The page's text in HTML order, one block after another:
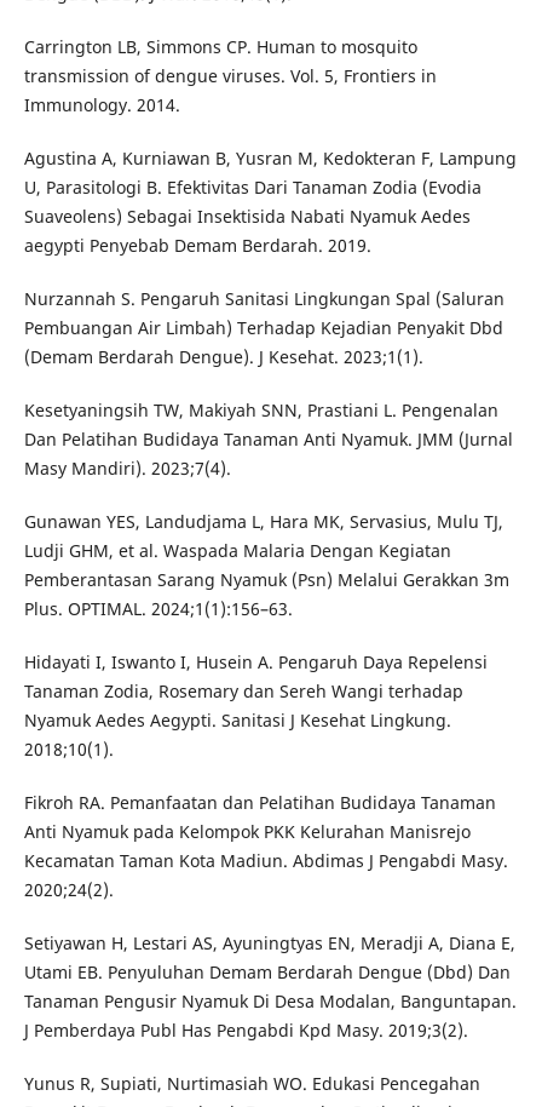
Carrington LB, Simmons CP. Human to mosquito
transmission of dengue viruses. Vol. 5, Frontiers in
Immunology. 2014.
Agustina A, Kurniawan B, Yusran M, Kedokteran F, Lampung
U, Parasitologi B. Efektivitas Dari Tanaman Zodia (Evodia
Suaveolens) Sebagai Insektisida Nabati Nyamuk Aedes
aegypti Penyebab Demam Berdarah. 2019.
Nurzannah S. Pengaruh Sanitasi Lingkungan Spal (Saluran
Pembuangan Air Limbah) Terhadap Kejadian Penyakit Dbd
(Demam Berdarah Dengue). J Kesehat. 2023;1(1).
Kesetyaningsih TW, Makiyah SNN, Prastiani L. Pengenalan
Dan Pelatihan Budidaya Tanaman Anti Nyamuk. JMM (Jurnal
Masy Mandiri). 2023;7(4).
Gunawan YES, Landudjama L, Hara MK, Servasius, Mulu TJ,
Ludji GHM, et al. Waspada Malaria Dengan Kegiatan
Pemberantasan Sarang Nyamuk (Psn) Melalui Gerakkan 3m
Plus. OPTIMAL. 2024;1(1):156–63.
Hidayati I, Iswanto I, Husein A. Pengaruh Daya Repelensi
Tanaman Zodia, Rosemary dan Sereh Wangi terhadap
Nyamuk Aedes Aegypti. Sanitasi J Kesehat Lingkung.
2018;10(1).
Fikroh RA. Pemanfaatan dan Pelatihan Budidaya Tanaman
Anti Nyamuk pada Kelompok PKK Kelurahan Manisrejo
Kecamatan Taman Kota Madiun. Abdimas J Pengabdi Masy.
2020;24(2).
Setiyawan H, Lestari AS, Ayuningtyas EN, Meradji A, Diana E,
Utami EB. Penyuluhan Demam Berdarah Dengue (Dbd) Dan
Tanaman Pengusir Nyamuk Di Desa Modalan, Banguntapan.
J Pemberdaya Publ Has Pengabdi Kpd Masy. 2019;3(2).
Yunus R, Supiati, Nurtimasiah WO. Edukasi Pencegahan